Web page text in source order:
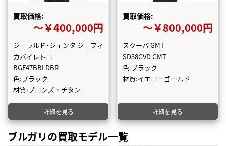
買取価格:
〜￥400,000円
ジェラルド･ジェンタ ジェフィ
カバイレトロ
BGF47BBLDBR
色:ブラック
材質:ブロンズ・チタン
詳細を見る
買取価格:
〜￥800,000円
スクーバ GMT
SD38GVD GMT
色:ブラック
材質:イエローゴールド
詳細を見る
ブルガリの買取モデル一覧